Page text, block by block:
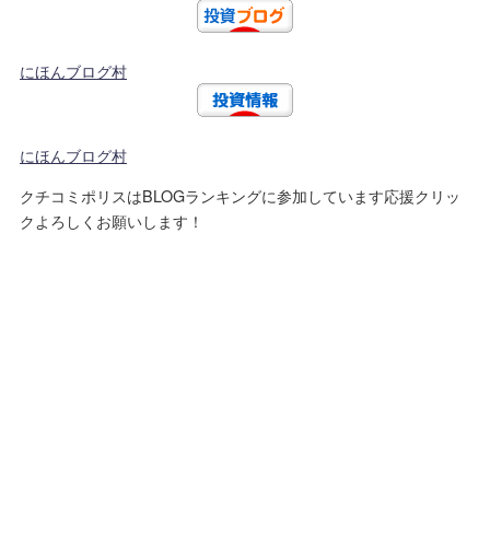
にほんブログ村
にほんブログ村
クチコミポリスはBLOGランキングに参加しています応援クリッ
クよろしくお願いします！